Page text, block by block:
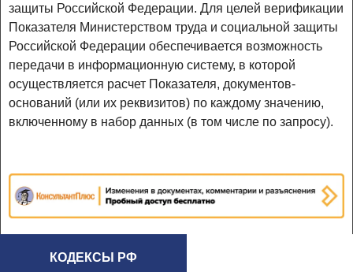
защиты Российской Федерации. Для целей верификации
Показателя Министерством труда и социальной защиты
Российской Федерации обеспечивается возможность
передачи в информационную систему, в которой
осуществляется расчет Показателя, документов-
оснований (или их реквизитов) по каждому значению,
включенному в набор данных (в том числе по запросу).
КОДЕКСЫ РФ